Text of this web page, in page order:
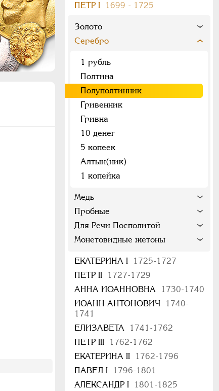
ПEТР I 1699 - 1725
Золото
Серебро
1 рубль
Полтина
Полуполтинник
Гривенник
Гривна
10 денег
5 копеек
Алтын(ник)
1 копейка
Медь
Пробные
Для Речи Посполитой
Монетовидные жетоны
ЕКАТЕРИНА I
1725-1727
ПЕТР II
1727-1729
АННА ИОАННОВНА
1730-1740
ИОАНН АНТОНОВИЧ
1740-
1741
ЕЛИЗАВЕТА
1741-1762
ПЕТР III
1762-1762
ЕКАТЕРИНА II
1762-1796
ПАВЕЛ I
1796-1801
АЛЕКСАНДР I
1801-1825